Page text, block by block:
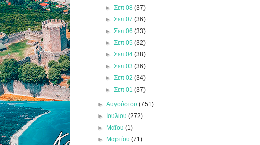
► Σεπ 08 (37)
► Σεπ 07 (36)
► Σεπ 06 (33)
► Σεπ 05 (32)
► Σεπ 04 (38)
► Σεπ 03 (36)
► Σεπ 02 (34)
► Σεπ 01 (37)
►Αυγούστου(751)
► Ιουλίου(272)
► Μαΐου(1)
► Μαρτίου(71)